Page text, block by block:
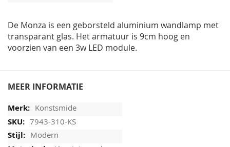
De Monza is een geborsteld aluminium wandlamp met
transparant glas. Het armatuur is 9cm hoog en
voorzien van een 3w LED module.
MEER INFORMATIE
Konstsmide
7943-310-KS
Modern